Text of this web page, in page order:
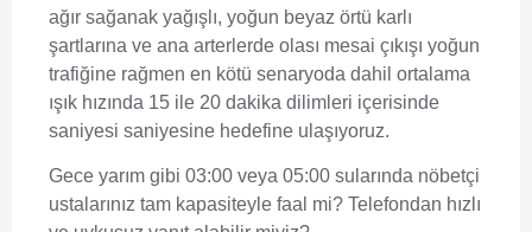
ağır sağanak yağışlı, yoğun beyaz örtü karlı
şartlarına ve ana arterlerde olası mesai çıkışı yoğun
trafiğine rağmen en kötü senaryoda dahil ortalama
ışık hızında 15 ile 20 dakika dilimleri içerisinde
saniyesi saniyesine hedefine ulaşıyoruz.
Gece yarım gibi 03:00 veya 05:00 sularında nöbetçi
ustalarınız tam kapasiteyle faal mi? Telefondan hızlı